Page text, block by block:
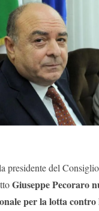
presidente del
Giuseppe Pecoraro
per la lotta contro